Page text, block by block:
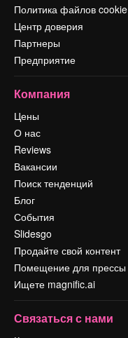
Политика файлов cookie
Центр доверия
Партнеры
Предприятие
Компания
Цены
О нас
Reviews
Вакансии
Поиск тенденций
Блог
События
Slidesgo
Продайте свой контент
Помещение для прессы
Ищете magnific.ai
Связаться с нами